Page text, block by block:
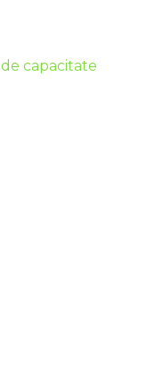
capacitate